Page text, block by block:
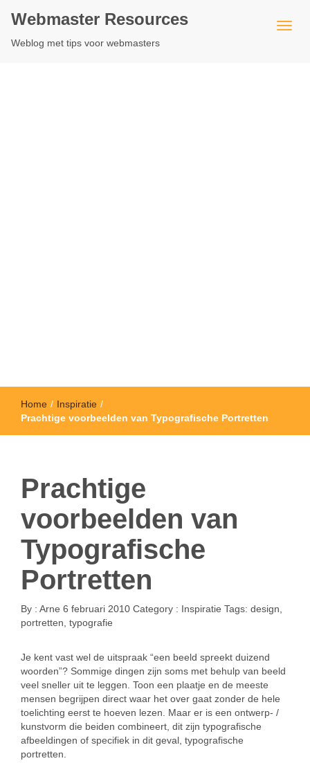
Webmaster Resources
Weblog met tips voor webmasters
Home / Inspiratie /
Prachtige voorbeelden van Typografische Portretten
Prachtige
voorbeelden van
Typografische
Portretten
By : Arne 6 februari 2010 Category : Inspiratie Tags: design
portretten typografie
Je kent vast wel de uitspraak “een beeld spreekt duizend
woorden”? Sommige dingen zijn soms met behulp van beeld
veel sneller uit te leggen. Toon een plaatje en de meeste
mensen begrijpen direct waar het over gaat zonder de hele
toelichting eerst te hoeven lezen. Maar er is een ontwerp- /
kunstvorm die beiden combineert, dit zijn typografische
afbeeldingen of specifiek in dit geval, typografische
portretten.